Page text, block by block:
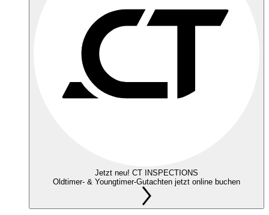
Jetzt neu! CT INSPECTIONS
Oldtimer- & Youngtimer-Gutachten jetzt online buchen